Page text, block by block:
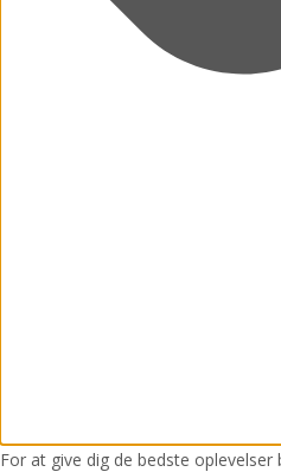
For at give dig de bedste